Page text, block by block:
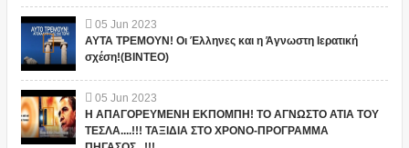
05 Jun 2023
ΑΥΤΑ ΤΡΕΜΟΥΝ! Οι Έλληνες και η Άγνωστη Ιερατική
σχέση!(ΒΙΝΤΕΟ)
05 Jun 2023
Η ΑΠΑΓΟΡΕΥΜΕΝΗ ΕΚΠΟΜΠΗ! ΤΟ ΑΓΝΩΣΤΟ ΑΤΙΑ ΤΟΥ
ΤΕΣΛΑ....!!! ΤΑΞΙΔΙΑ ΣΤΟ ΧΡΟΝΟ-ΠΡΟΓΡΑΜΜΑ